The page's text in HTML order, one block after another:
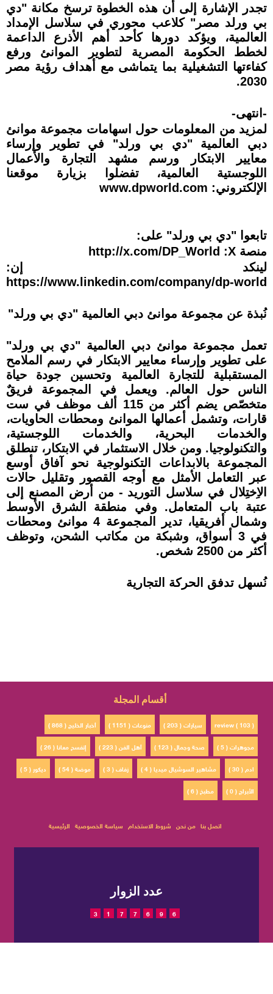
تجدر الإشارة إلى أن هذه الخطوة ترسخ مكانة "دي
بي ورلد مصر" كلاعب محوري في سلاسل الإمداد
العالمية، ويؤكد دورها كأحد أهم الأذرع الداعمة
لخطط الحكومة المصرية لتطوير الموانئ ورفع
كفاءتها التشغيلية بما يتماشى مع أهداف رؤية مصر
2030.
-انتهى-
لمزيد من المعلومات حول اسهامات مجموعة موانئ
دبي العالمية "دي بي ورلد" في تطوير وإرساء
معايير الابتكار ورسم مشهد التجارة والأعمال
اللوجستية العالمية، تفضلوا بزيارة موقعنا
الإلكتروني: www.dpworld.com
تابعوا "دي بي ورلد" على:
منصة X‏: http://x.com/DP_World‎
لينكد إن:
https://www.linkedin.com/company/dp-world
نُبذة عن مجموعة موانئ دبي العالمية "دي بي ورلد"
تعمل مجموعة ‏موانئ دبي العالمية "دي بي ورلد"
على تطوير وإرساء معايير الابتكار في رسم الملامح
المستقبلية للتجارة العالمية ‏وتحسين جودة حياة
الناس حول العالم. ويعمل في المجموعة فريقٌ
متخصّص يضم أكثر من 115 ألف موظف في ست
قارات، وتشمل ‏أعمالها الموانئ ومحطات الحاويات،
والخدمات البحرية، والخدمات اللوجستية،
والتكنولوجيا. ومن خلال ‏الاستثمار في الابتكار، تنطلق
المجموعة بالابداعات ‏التكنولوجية نحو آفاق أوسع
عبر التعامل الأمثل مع أوجه القصور وتقليل حالات
الاِختِلال في سلاسل التوريد - من أرض ‏المصنع إلى
عتبة باب المتعامل. وفي منطقة الشرق الأوسط
وشمال أفريقيا، تدير المجموعة 4 موانئ ومحطات
في 3 أسواق، وشبكة من مكاتب الشحن، وتوظف
أكثر من 2500 شخص.
نُسهل تدفق الحركة التجارية
أقسام المجلة
أخبار الخليج ( 868 ) منوعات ( 1151 ) سيارات ( 203 )
review ( 103 )
إتفسح معانا ( 26 )
أهل الفن ( 223 ) صحة وجمال ( 123 )
مجوهرات ( 5 )
ديكور ( 5 )
موضة ( 54 ) زفاف ( 3 ) مشاهير السوشيال ميديا ( 4 )
ادم ( 30 )
مطبخ ( 6 )
الأبراج ( 0 )
الرئيسية سياسة الخصوصية شروط الاستخدام من نحن اتصل بنا
عدد الزوار
3 1 7 7 6 9 6